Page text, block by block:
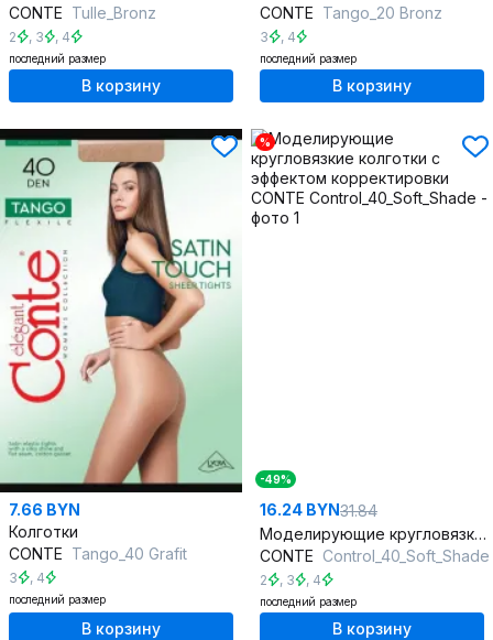
CONTE Tulle_Bronz
2 , 3 , 4
последний размер
В корзину
CONTE Tango_20 Bronz
3 , 4
последний размер
В корзину
7.66 BYN
Колготки
CONTE Tango_40 Grafit
3 , 4
последний размер
В корзину
%
-49%
16.24 BYN31.84
Моделирующие кругловязкие колготки с эффектом корректировки
CONTE Control_40_Soft_Shade
2 , 3 , 4
последний размер
В корзину